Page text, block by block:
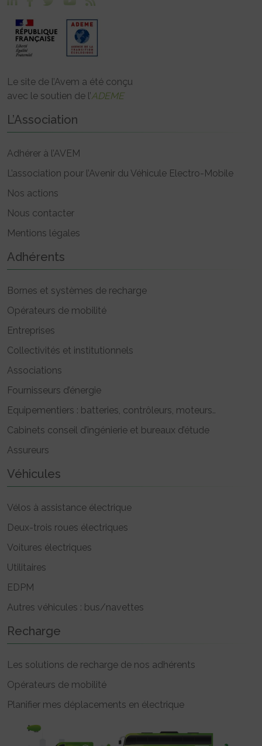
Le site de l’Avem a été conçu
avec le soutien de l’ADEME
L’Association
Adhérer à l’AVEM
L’association pour l’Avenir du Véhicule Electro-Mobile
Nos actions
Nous contacter
Mentions légales
Adhérents
Bornes et systèmes de recharge
Opérateurs de mobilité
Entreprises
Collectivités et institutionnels
Associations
Fournisseurs d’énergie
Equipementiers : batteries, contrôleurs, moteurs..
Cabinets conseil d’ingénierie et bureaux d’étude
Assureurs
Véhicules
Vélos à assistance électrique
Deux-trois roues électriques
Voitures électriques
Utilitaires
EDPM
Autres véhicules : bus/navettes
Recharge
Les solutions de recharge de nos adhérents
Opérateurs de mobilité
Planifier mes déplacements en électrique